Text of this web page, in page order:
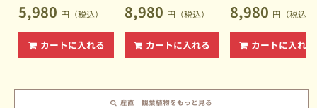
5,980 円（税込）
カートに入れる
8,980 円（税込）
カートに入れる
8,980 円（税込）
カートに入れる
産直 観葉植物をもっと見る